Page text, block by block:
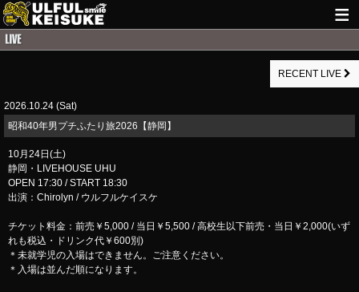
GUITAR WORKS
RECENT LIVE
2026.10.24 (Sat)
昭和40年男プチふたり旅2026【静岡】
10月24日(土)
静岡・LIVEHOUSE UHU
OPEN 17:30 / START 18:30
出演：Chirolyn / ウルフルケイスケ
チケット料金：前売￥5,000 / 当日￥5,500 / 高校生以下前売・当日￥2,000(いず
れも税込・ドリンク代￥600別)
＊未就学児の入場はできません。ご注意ください。
＊入場は並んだ順になります。